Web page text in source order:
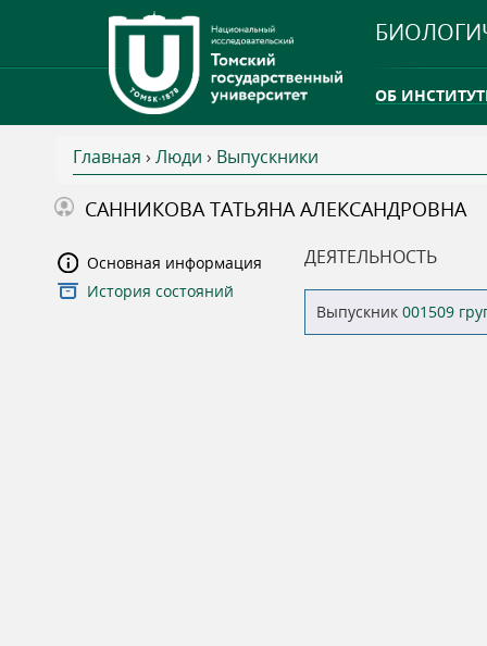
ОБ
ТГУ ОТКРЫЛ
В
ы
з
Главная › Люди › Выпускники
САННИКОВА ТАТЬЯНА АЛЕКСАНДРОВНА
Основная информация
История состояний
ДЕЯТЕЛЬНОСТЬ
Выпускник 001509